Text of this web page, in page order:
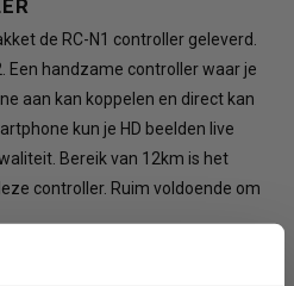
de RC-N1 controller geleverd.
Een handzame controller waar je
aan kan koppelen en direct kan
kun je HD beelden live
Bereik van 12km is het
controller. Ruim voldoende om
N1 CONTROLLER